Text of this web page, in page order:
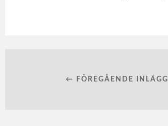
← FÖREGÅENDE INLÄGG